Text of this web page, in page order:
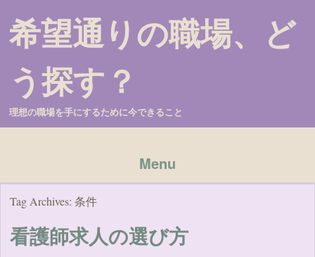
希望通りの職場、ど
う探す？
理想の職場を手にするために今できること
Menu
Tag Archives: 条件
看護師求人の選び方